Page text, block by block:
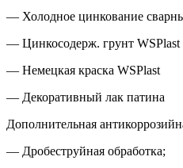
— Холодное цинкование
— Цинкосодерж. грунт WSPlast
— Немецкая краска WSPlast
— Декоративный лак патина
Дополнительная
— Дробеструйная обработка;